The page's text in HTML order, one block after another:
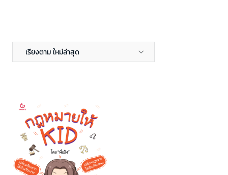
เรียงตาม ใหม่ล่าสุด